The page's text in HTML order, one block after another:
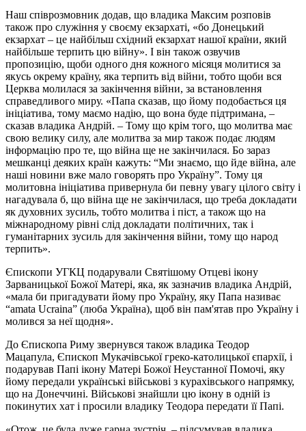
Наш співрозмовник додав, що владика Максим розповів
також про служіння у своєму екзархаті, «бо Донецький
екзархат – це найбільш східний екзархат нашої країни, який
найбільше терпить цю війну». І він також озвучив
пропозицію, щоби одного дня кожного місяця молитися за
якусь окрему країну, яка терпить від війни, тобто щоби вся
Церква молилася за закінчення війни, за встановлення
справедливого миру. «Папа сказав, що йому подобається ця
ініціатива, тому маємо надію, що вона буде підтримана, –
сказав владика Андрій. – Тому що крім того, що молитва має
свою велику силу, але молитва за мир також подає людям
інформацію про те, що війна ще не закінчилася. Бо зараз
мешканці деяких країн кажуть: “Ми знаємо, що йде війна, але
наші новини вже мало говорять про Україну”. Тому ця
молитовна ініціатива привернула би певну увагу цілого світу і
нагадувала б, що війна ще не закінчилася, що треба докладати
як духовних зусиль, тобто молитва і піст, а також що на
міжнародному рівні слід докладати політичних, так і
гуманітарних зусиль для закінчення війни, тому що народ
терпить».
Єпископи УГКЦ подарували Святішому Отцеві ікону
Зарваницької Божої Матері, яка, як зазначив владика Андрій,
«мала би пригадувати йому про Україну, яку Папа називає
“amata Ucraina” (люба Україна), щоб він пам'ятав про Україну і
молився за неї щодня».
До Єпископа Риму звернувся також владика Теодор
Мацапула, Єпископ Мукачівської греко-католицької єпархії, і
подарував Папі ікону Матері Божої Неустанної Помочі, яку
йому передали українські військові з курахівського напрямку,
що на Донеччині. Військові знайшли цю ікону в одній із
покинутих хат і просили владику Теодора передати її Папі.